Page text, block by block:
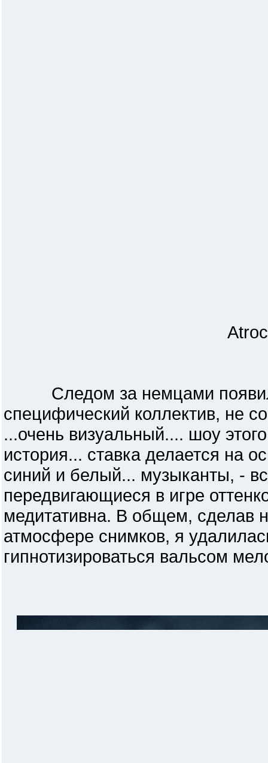
Следом за немцами
специфический коллектив, не
...очень визуальный.... шоу
история... ставка делается на
синий и белый... музыканты, -
передвигающиеся в игре
медитативна. В общем, сделав
атмосфере снимков, я
гипнотизироваться вальсом